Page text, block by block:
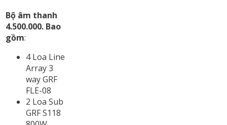
Bộ âm thanh
4.500.000. Bao
gồm:
4 Loa Line
Array 3
way GRF
FLE-08
2 Loa Sub
GRF S118